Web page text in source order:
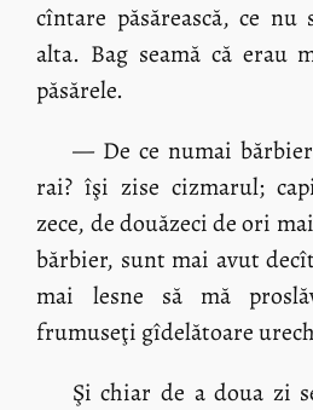
cîntare păsărească, ce nu
alta. Bag seamă că erau
păsărele.
— De ce numai
rai? îşi zise cizmarul;
zece, de douăzeci de ori
bărbier, sunt mai avut
mai lesne să mă
frumuseţi gîdelătoare
Şi chiar de a doua zi